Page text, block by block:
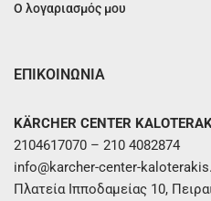
Ο λογαριασμός μου
ΕΠΙΚΟΙΝΩΝΙΑ
KÄRCHER CENTER
2104617070 – 210 4082874
info@karcher-center-
Πλατεία Ιπποδαμείας 10,